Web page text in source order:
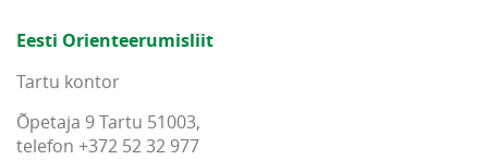
Eesti Orienteerumisliit
Tartu kontor
Õpetaja 9 Tartu 51003,
telefon +372 52 32 977